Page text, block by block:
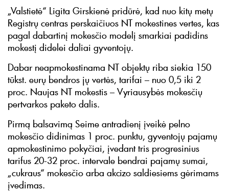
„Valstietė“ Ligita Girskienė pridūrė, kad nuo kitų metų
Registrų centras perskaičiuos NT mokestines vertes, kas
pagal dabartinį mokesčio modelį smarkiai padidins
mokestį didelei daliai gyventojų.
Dabar neapmokestinama NT objektų riba siekia 150
tūkst. eurų bendros jų vertės, tarifai – nuo 0,5 iki 2
proc. Naujas NT mokestis – Vyriausybės mokesčių
pertvarkos paketo dalis.
Pirmą balsavimą Seime antradienį įveikė pelno
mokesčio didinimas 1 proc. punktu, gyventojų pajamų
apmokestinimo pokyčiai, įvedant tris progresinius
tarifus 20-32 proc. intervale bendrai pajamų sumai,
„cukraus“ mokesčio arba akcizo saldiesiems gėrimams
įvedimas.